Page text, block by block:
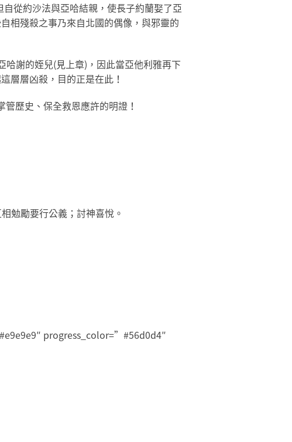
從約沙法與亞哈結親，使長子約蘭娶了亞
相殘殺之事乃來自北國的偶像，與邪靈的
哈謝的姪兒(見上章)，因此當亞他利雅再下
層層凶殺，目的正是在此！
歷史、保全救恩應許的明證！
勉勵要行公義；討神喜悅。
progress_color=”#56d0d4″